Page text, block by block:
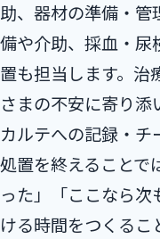
助、器材の準備・管
備や介助、採血・尿
置も担当します。治
さまの不安に寄り
カルテへの記録・チ
処置を終えることで
った」「ここなら
ける時間をつくるこ